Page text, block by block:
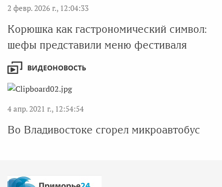
2 февр. 2026 г., 12:04:33
Корюшка как гастрономический символ:
шефы представили меню фестиваля
ВИДЕОНОВОСТЬ
4 апр. 2021 г., 12:54:54
Во Владивостоке сгорел микроавтобус